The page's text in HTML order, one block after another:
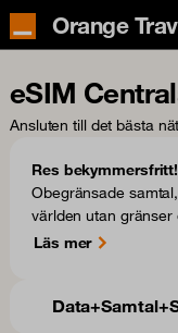
Orange
eSIM
Ansluten till det bästa
Res bekymmersfritt!
Obegränsade
världen utan gränser
Läs mer